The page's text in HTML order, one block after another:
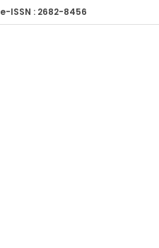
e-ISSN : 2682-8456